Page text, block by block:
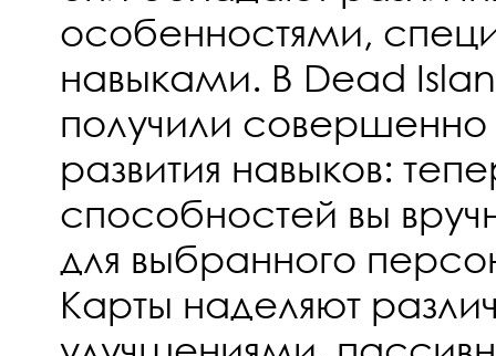
особенностями,
навыками. В Dead
получили
развития навыков:
способностей вы
для выбранного
Карты наделяют